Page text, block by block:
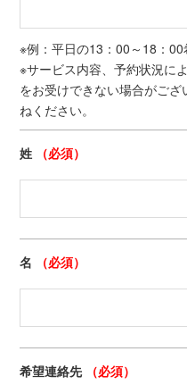
※例：平日の13：00～18：
※サービス内容、予約状況に
をお受けできない場合がご
ねください。
姓 （必須）
名 （必須）
希望連絡先 （必須）